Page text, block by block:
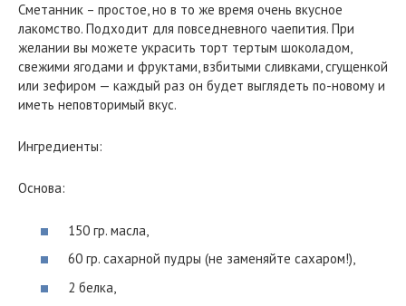
Сметанник – простое, но в то же время очень вкусное
лакомство. Подходит для повседневного чаепития. При
желании вы можете украсить торт тертым шоколадом,
свежими ягодами и фруктами, взбитыми сливками, сгущенкой
или зефиром — каждый раз он будет выглядеть по-новому и
иметь неповторимый вкус.
Ингредиенты:
Основа:
150 гр. масла,
60 гр. сахарной пудры (не заменяйте сахаром!),
2 белка,